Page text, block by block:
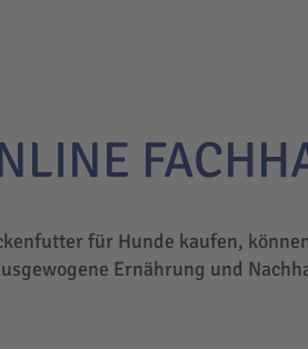
für Hunde kaufen,
Ernährung und